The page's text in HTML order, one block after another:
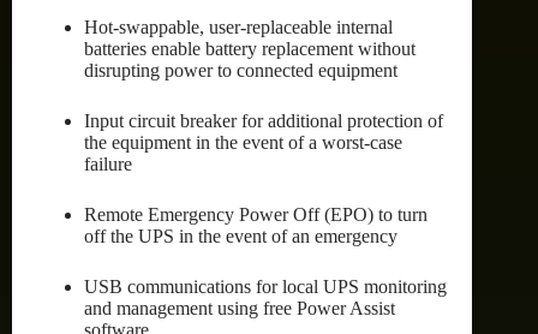
Hot-swappable, user-replaceable internal
batteries enable battery replacement without
disrupting power to connected equipment
Input circuit breaker for additional protection of
the equipment in the event of a worst-case
failure
Remote Emergency Power Off (EPO) to turn
off the UPS in the event of an emergency
USB communications for local UPS monitoring
and management using free Power Assist